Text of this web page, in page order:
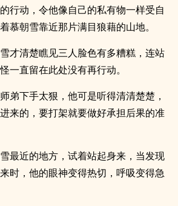
行动，令他像自己的私有物一样受自
慕朝雪靠近那片满目狼藉的山地。
才清楚瞧见三人脸色有多糟糕，连站
一直留在此处没有再行动。
弟下手太狠，他可是听得清清楚楚，
来的，要打架就要做好承担后果的准
最近的地方，试着站起身来，当发现
时，他的眼神变得热切，呼吸变得急